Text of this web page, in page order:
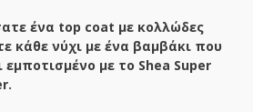
ένα top coat με κολλώδες
κάθε νύχι με ένα βαμβάκι που
εμποτισμένο με το Shea Super